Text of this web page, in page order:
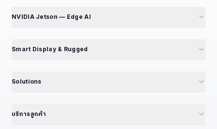
ร่วมงานกับเรา — เปิดรับ 5 ตำแหน่ง
UPC Series — LEGO Modular
GT194L — 2.5G Best Seller
NVIDIA Jetson — Edge AI
📦 แคตตาล็อกผลิตภัณฑ์
Professional Graphics Card
Smart Display & Rugged
15.6" Floor Kiosk (KD156B)
23.8" Wall-Mount Kiosk
Solutions
Smart Factory 4.0
บริการลูกค้า